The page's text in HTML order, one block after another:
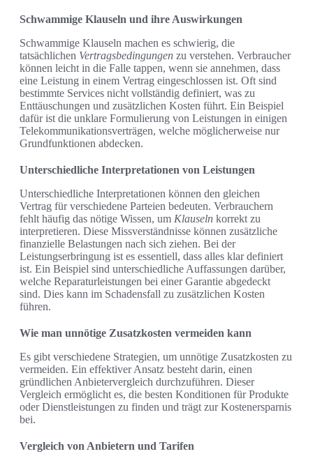
Schwammige Klauseln und ihre Auswirkungen
Schwammige Klauseln machen es schwierig, die
tatsächlichen Vertragsbedingungen zu verstehen. Verbraucher
können leicht in die Falle tappen, wenn sie annehmen, dass
eine Leistung in einem Vertrag eingeschlossen ist. Oft sind
bestimmte Services nicht vollständig definiert, was zu
Enttäuschungen und zusätzlichen Kosten führt. Ein Beispiel
dafür ist die unklare Formulierung von Leistungen in einigen
Telekommunikationsverträgen, welche möglicherweise nur
Grundfunktionen abdecken.
Unterschiedliche Interpretationen von Leistungen
Unterschiedliche Interpretationen können den gleichen
Vertrag für verschiedene Parteien bedeuten. Verbrauchern
fehlt häufig das nötige Wissen, um Klauseln korrekt zu
interpretieren. Diese Missverständnisse können zusätzliche
finanzielle Belastungen nach sich ziehen. Bei der
Leistungserbringung ist es essentiell, dass alles klar definiert
ist. Ein Beispiel sind unterschiedliche Auffassungen darüber,
welche Reparaturleistungen bei einer Garantie abgedeckt
sind. Dies kann im Schadensfall zu zusätzlichen Kosten
führen.
Wie man unnötige Zusatzkosten vermeiden kann
Es gibt verschiedene Strategien, um unnötige Zusatzkosten zu
vermeiden. Ein effektiver Ansatz besteht darin, einen
gründlichen Anbietervergleich durchzuführen. Dieser
Vergleich ermöglicht es, die besten Konditionen für Produkte
oder Dienstleistungen zu finden und trägt zur Kostenersparnis
bei.
Vergleich von Anbietern und Tarifen